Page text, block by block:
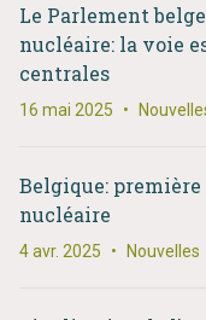
Le Parlement
nucléaire: la voie
centrales
16 mai 2025 •
Belgique:
nucléaire
4 avr. 2025 • Nouvelles